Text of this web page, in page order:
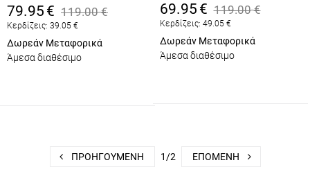
79.95 € 119.00 €
Κερδίζεις: 39.05 €
Δωρεάν Μεταφορικά
Άμεσα διαθέσιμο
69.95 € 119.00 €
Κερδίζεις: 49.05 €
Δωρεάν Μεταφορικά
Άμεσα διαθέσιμο
ΠΡΟΗΓΟΎΜΕΝΗ 1/2 ΕΠΌΜΕΝΗ